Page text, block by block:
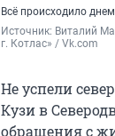
Всё происходило
Источник: Виталий
г. Котлас» / Vk.com
Не успели
Кузи в
обращения с